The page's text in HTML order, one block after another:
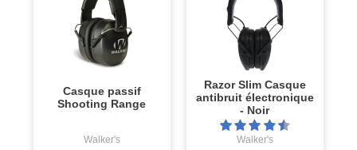
Casque passif
Shooting Range
Walker's
Razor Slim Casque
antibruit électronique
- Noir
Walker's